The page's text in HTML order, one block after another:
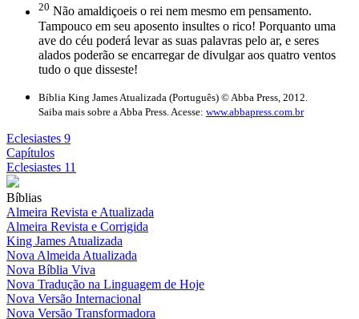
20 Não amaldiçoeis o rei nem mesmo em pensamento.
Tampouco em seu aposento insultes o rico! Porquanto uma
ave do céu poderá levar as suas palavras pelo ar, e seres
alados poderão se encarregar de divulgar aos quatro ventos
tudo o que disseste!
Bíblia King James Atualizada (Português) © Abba Press, 2012.
Saiba mais sobre a Abba Press. Acesse: www.abbapress.com.br
Eclesiastes 9
Capítulos
Eclesiastes 11
Bíblias
Almeira Revista e Atualizada
Almeira Revista e Corrigida
King James Atualizada
Nova Almeida Atualizada
Nova Bíblia Viva
Nova Tradução na Linguagem de Hoje
Nova Versão Internacional
Nova Versão Transformadora